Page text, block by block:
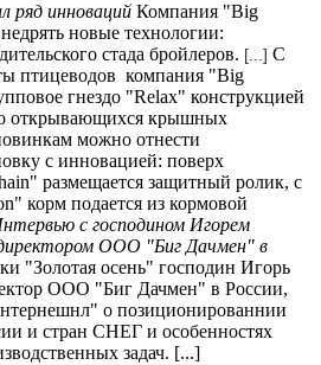
ряд инноваций Компания "Big
новые технологии:
стада бройлеров. [...] С
птицеводов компания "Big
гнездо "Relax" конструкцией
открывающихся крышных
можно отнести
с инновацией: поверх
размещается защитный ролик, с
корм подается из кормовой
с господином Игорем
ООО "Биг Дачмен" в
"Золотая осень" господин Игорь
ООО "Биг Дачмен" в России,
о позиционированнии
и стран СНЕГ и особенностях
задач. [...]